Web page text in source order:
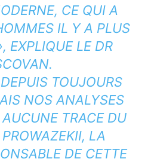
CE QUI A
IL Y A PLUS
EXPLIQUE LE DR
TOUJOURS
NOS ANALYSES
TRACE DU
, LA
DE CETTE